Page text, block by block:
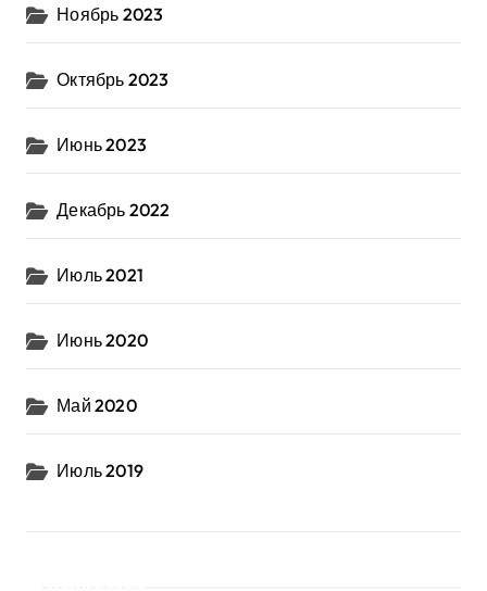
Ноябрь 2023
Октябрь 2023
Июнь 2023
Декабрь 2022
Июль 2021
Июнь 2020
Май 2020
Июль 2019